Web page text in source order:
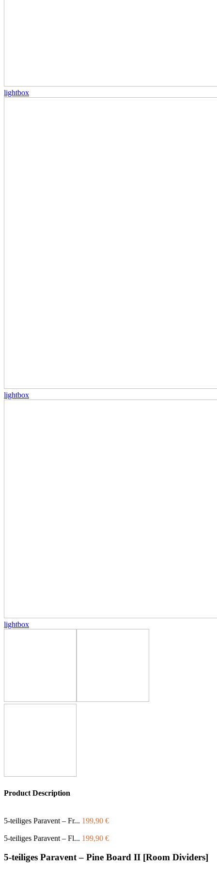
lightbox
lightbox
lightbox
Product Description
5-teiliges Paravent – Fr... 199,90 €
5-teiliges Paravent – Fl... 199,90 €
5-teiliges Paravent – Pine Board II [Room Dividers]